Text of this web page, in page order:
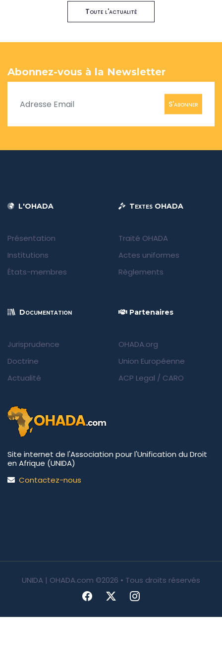
Toute l'actualité
Abonnez-vous à la Newsletter
S'abonner
L'OHADA
Présentation
Institutions
États-membres
Textes OHADA
Traité OHADA
Actes uniformes
Règlements
Documentation
Jurisprudence
Doctrine
Actualité
Partenaires
OHADA.org
Union Européenne
ACP Legal / CARO
Site internet de l'Association pour l'Unification du Droit
en Afrique (UNIDA)
Contactez-nous
UNIDA | OHADA.com ©2026 • Tous droits réservés